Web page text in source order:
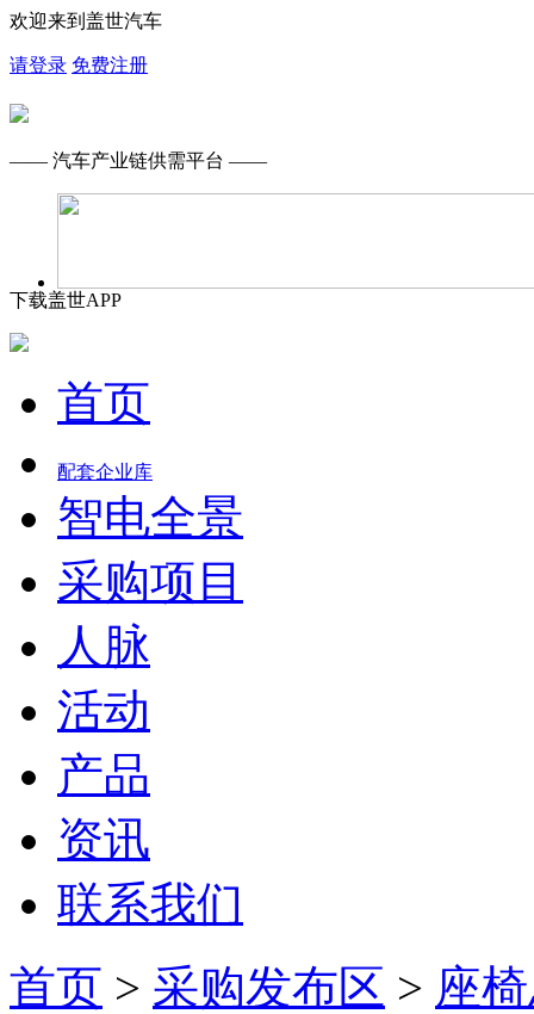
欢迎来到盖世汽车
请登录 免费注册
—— 汽车产业链供需平台 ——
下载盖世APP
首页
配套企业库
智电全景
采购项目
人脉
活动
产品
资讯
联系我们
首页 > 采购发布区 > 座